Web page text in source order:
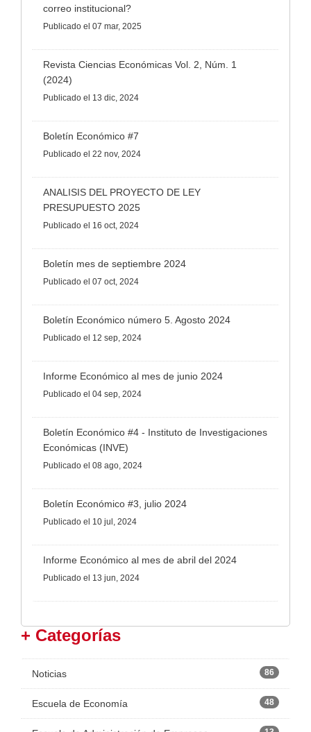
correo institucional?
Publicado el 07 mar, 2025
Revista Ciencias Económicas Vol. 2, Núm. 1
(2024)
Publicado el 13 dic, 2024
Boletín Económico #7
Publicado el 22 nov, 2024
ANALISIS DEL PROYECTO DE LEY
PRESUPUESTO 2025
Publicado el 16 oct, 2024
Boletín mes de septiembre 2024
Publicado el 07 oct, 2024
Boletín Económico número 5. Agosto 2024
Publicado el 12 sep, 2024
Informe Económico al mes de junio 2024
Publicado el 04 sep, 2024
Boletín Económico #4 - Instituto de Investigaciones
Económicas (INVE)
Publicado el 08 ago, 2024
Boletín Económico #3, julio 2024
Publicado el 10 jul, 2024
Informe Económico al mes de abril del 2024
Publicado el 13 jun, 2024
+ Categorías
Noticias 86
Escuela de Economía 48